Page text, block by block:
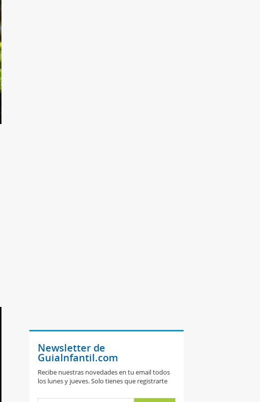
Newsletter de
GuiaInfantil.com
Recibe nuestras novedades en tu email todos
los lunes y jueves. Solo tienes que registrarte